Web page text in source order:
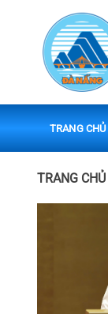
TRANG CHỦ
TRANG CHỦ